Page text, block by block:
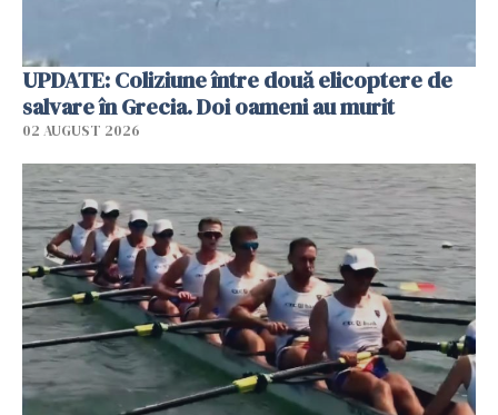
UPDATE: Coliziune între două elicoptere de
salvare în Grecia. Doi oameni au murit
02 AUGUST 2026